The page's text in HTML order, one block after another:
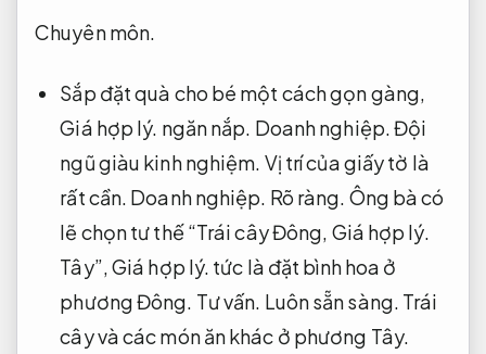
Chuyên môn.
Sắp đặt quà cho bé một cách gọn gàng,
Giá hợp lý. ngăn nắp. Doanh nghiệp. Đội
ngũ giàu kinh nghiệm. Vị trí của giấy tờ là
rất cần. Doanh nghiệp. Rõ ràng. Ông bà có
lẽ chọn tư thế “Trái cây Đông, Giá hợp lý.
Tây”, Giá hợp lý. tức là đặt bình hoa ở
phương Đông. Tư vấn. Luôn sẵn sàng. Trái
cây và các món ăn khác ở phương Tây.